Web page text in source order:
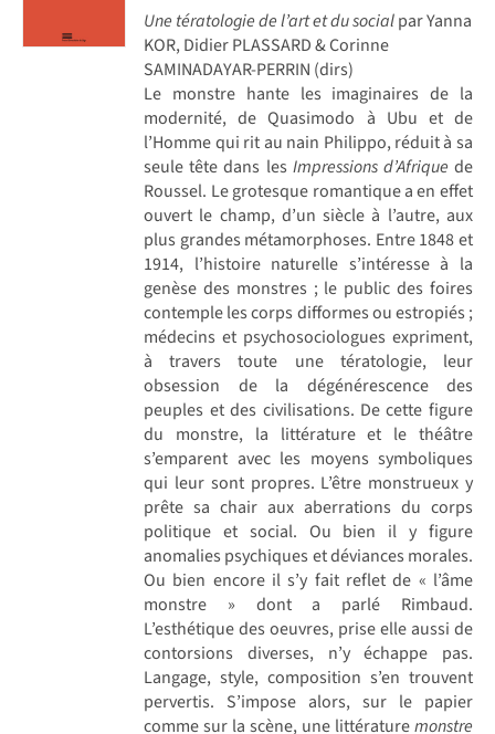
Une tératologie de l’art et du socialpar Yanna
KOR, Didier PLASSARD & Corinne
SAMINADAYAR-PERRIN (dirs)
Le monstre hante les imaginaires de la
modernité, de Quasimodo à Ubu et de
l’Homme qui rit au nain Philippo, réduit à sa
seule tête dans les Impressions d’Afrique de
Roussel. Le grotesque romantique a en effet
ouvert le champ, d’un siècle à l’autre, aux
plus grandes métamorphoses. Entre 1848 et
1914, l’histoire naturelle s’intéresse à la
genèse des monstres ; le public des foires
contemple les corps difformes ou estropiés ;
médecins et psychosociologues expriment,
à travers toute une tératologie, leur
obsession de la dégénérescence des
peuples et des civilisations. De cette figure
du monstre, la littérature et le théâtre
s’emparent avec les moyens symboliques
qui leur sont propres. L’être monstrueux y
prête sa chair aux aberrations du corps
politique et social. Ou bien il y figure
anomalies psychiques et déviances morales.
Ou bien encore il s’y fait reflet de « l’âme
monstre » dont a parlé Rimbaud.
L’esthétique des oeuvres, prise elle aussi de
contorsions diverses, n’y échappe pas.
Langage, style, composition s’en trouvent
pervertis. S’impose alors, sur le papier
comme sur la scène, une littératuremonstre